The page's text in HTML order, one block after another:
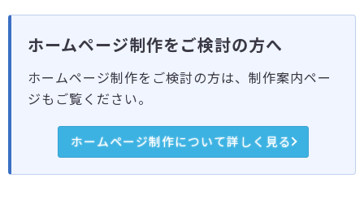
ホームページ制作をご検討の方へ
ホームページ制作をご検討の方は、制作案内ペー
ジもご覧ください。
ホームページ制作について詳しく見る